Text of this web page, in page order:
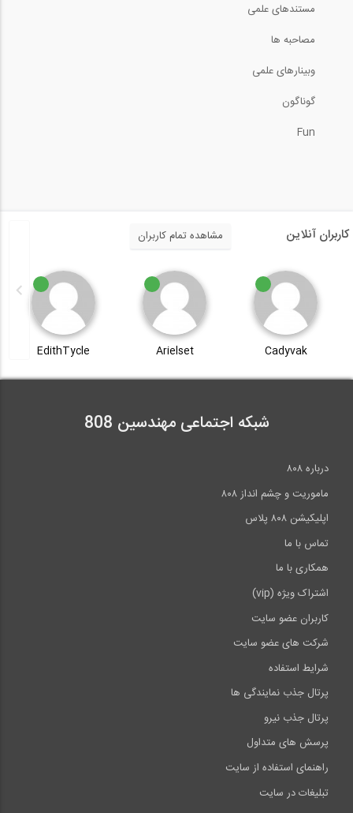
مستندهای علمی
مصاحبه ها
وبینارهای علمی
گوناگون
Fun
کاربران آنلاین مشاهده تمام کاربران
Cadyvak
Arielset
EdithTycle
شبکه اجتماعی مهندسین 808
درباره ۸۰۸
ماموریت و چشم انداز ۸۰۸
اپلیکیشن ۸۰۸ پلاس
تماس با ما
همکاری با ما
اشتراک ویژه (vip)
کاربران عضو سایت
شرکت های عضو سایت
شرایط استفاده
پرتال جذب نمایندگی ها
پرتال جذب نیرو
پرسش های متداول
راهنمای استفاده از سایت
تبلیغات در سایت